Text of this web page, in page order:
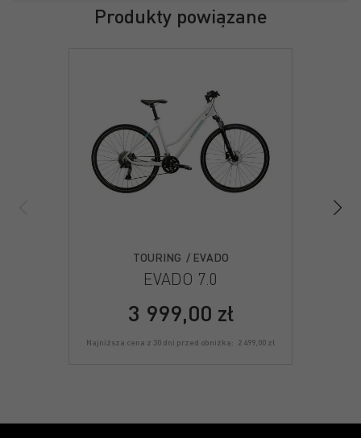
Produkty powiązane
TOURING / EVADO
EVADO 7.0
3 999,00 zł
Najniższa cena z 30 dni przed obniżką: 2 499,00 zł